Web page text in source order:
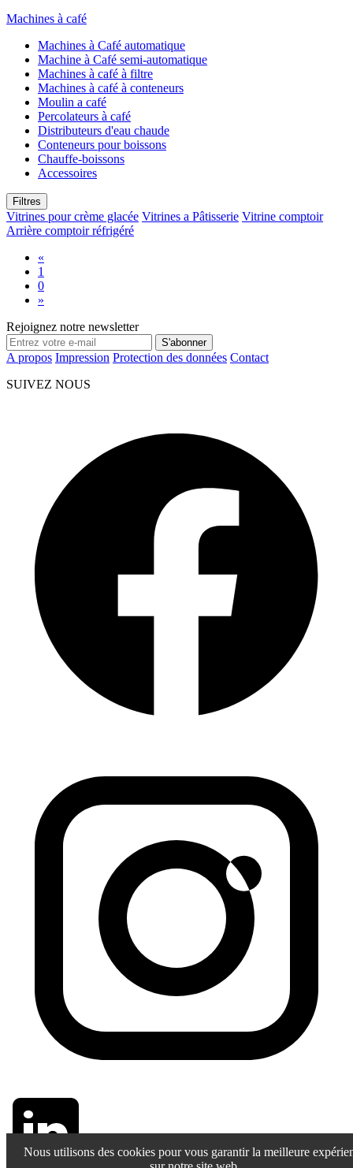
Nous utilisons des cookies pour vous garantir la meilleure
Machines à café
Machines à Café automatique
Machine à Café semi-automatique
Machines à café à filtre
Machines à café à conteneurs
Moulin a café
Percolateurs à café
Distributeurs d'eau chaude
Conteneurs pour boissons
Chauffe-boissons
Accessoires
Filtres
Vitrines pour crème glacée Vitrines a Pâtisserie Vitrine comptoir
Arrière comptoir réfrigéré
«
1
0
»
Rejoignez notre newsletter
S'abonner
A propos Impression Protection des données Contact
SUIVEZ NOUS